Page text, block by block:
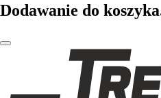
Dodawanie do